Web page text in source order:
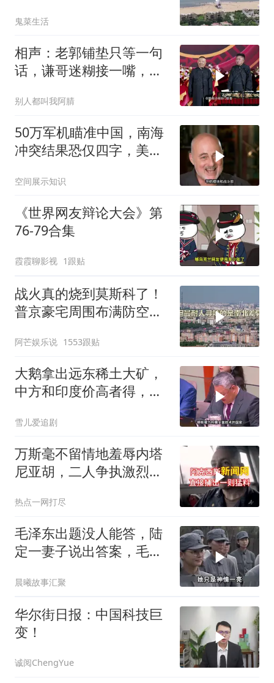
鬼菜生活
相声：老郭铺垫只等一句
话，谦哥迷糊接一嘴，包
别人都叫我阿腈
50万军机瞄准中国，南海
冲突结果恐仅四字，美防
空间展示知识
《世界网友辩论大会》第
76-79合集
霞霞聊影视 1跟贴
战火真的烧到莫斯科了！
普京豪宅周围布满防空
阿芒娱乐说 1553跟贴
大鹅拿出远东稀土大矿，
中方和印度价高者得，背
雪儿爱追剧
万斯毫不留情地羞辱内塔
尼亚胡，二人争执激烈，
热点一网打尽
毛泽东出题没人能答，陆
定一妻子说出答案，毛主
晨曦故事汇聚
华尔街日报：中国科技巨
变！
诚阅ChengYue